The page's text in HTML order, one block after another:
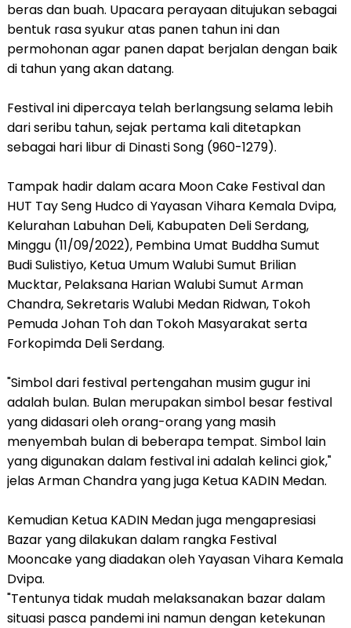
beras dan buah. Upacara perayaan ditujukan sebagai
bentuk rasa syukur atas panen tahun ini dan
permohonan agar panen dapat berjalan dengan baik
di tahun yang akan datang.
Festival ini dipercaya telah berlangsung selama lebih
dari seribu tahun, sejak pertama kali ditetapkan
sebagai hari libur di Dinasti Song (960-1279).
Tampak hadir dalam acara Moon Cake Festival dan
HUT Tay Seng Hudco di Yayasan Vihara Kemala Dvipa,
Kelurahan Labuhan Deli, Kabupaten Deli Serdang,
Minggu (11/09/2022), Pembina Umat Buddha Sumut
Budi Sulistiyo, Ketua Umum Walubi Sumut Brilian
Mucktar, Pelaksana Harian Walubi Sumut Arman
Chandra, Sekretaris Walubi Medan Ridwan, Tokoh
Pemuda Johan Toh dan Tokoh Masyarakat serta
Forkopimda Deli Serdang.
"Simbol dari festival pertengahan musim gugur ini
adalah bulan. Bulan merupakan simbol besar festival
yang didasari oleh orang-orang yang masih
menyembah bulan di beberapa tempat. Simbol lain
yang digunakan dalam festival ini adalah kelinci giok,"
jelas Arman Chandra yang juga Ketua KADIN Medan.
Kemudian Ketua KADIN Medan juga mengapresiasi
Bazar yang dilakukan dalam rangka Festival
Mooncake yang diadakan oleh Yayasan Vihara Kemala
Dvipa.
"Tentunya tidak mudah melaksanakan bazar dalam
situasi pasca pandemi ini namun dengan ketekunan